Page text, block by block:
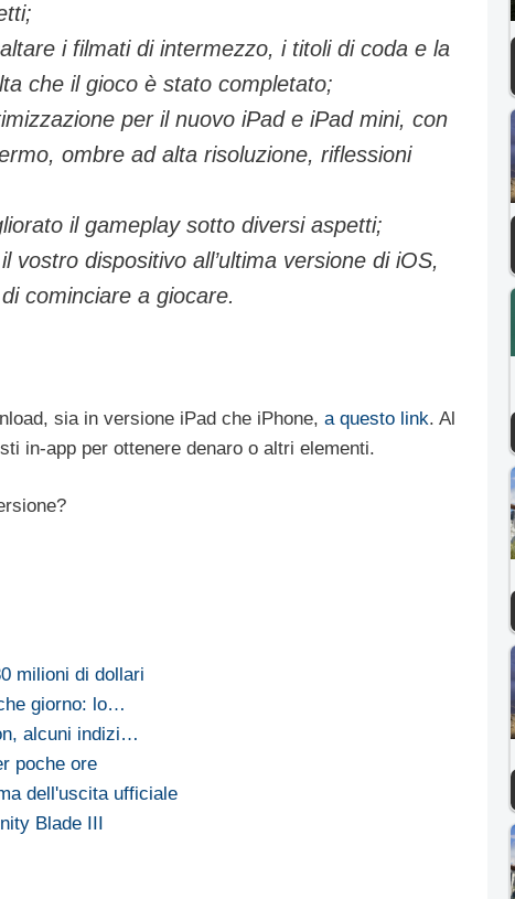
i filmati di intermezzo, i titoli di coda e la
che il gioco è stato completato;
per il nuovo iPad e iPad mini, con
ombre ad alta risoluzione, riflessioni
il gameplay sotto diversi aspetti;
vostro dispositivo all’ultima versione di iOS,
cominciare a giocare.
sia in versione iPad che iPhone, a questo link. Al
in-app per ottenere denaro o altri elementi.
milioni di dollari
giorno: lo…
alcuni indizi…
poche ore
dell'uscita ufficiale
Blade III